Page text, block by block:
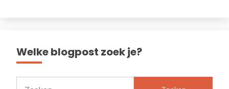
Welke blogpost zoek je?